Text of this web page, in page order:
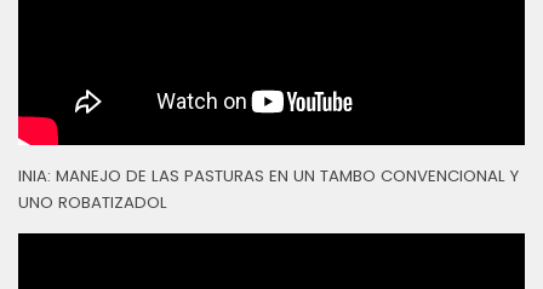
INIA: MANEJO DE LAS PASTURAS EN UN TAMBO CONVENCIONAL Y
UNO ROBATIZADOL